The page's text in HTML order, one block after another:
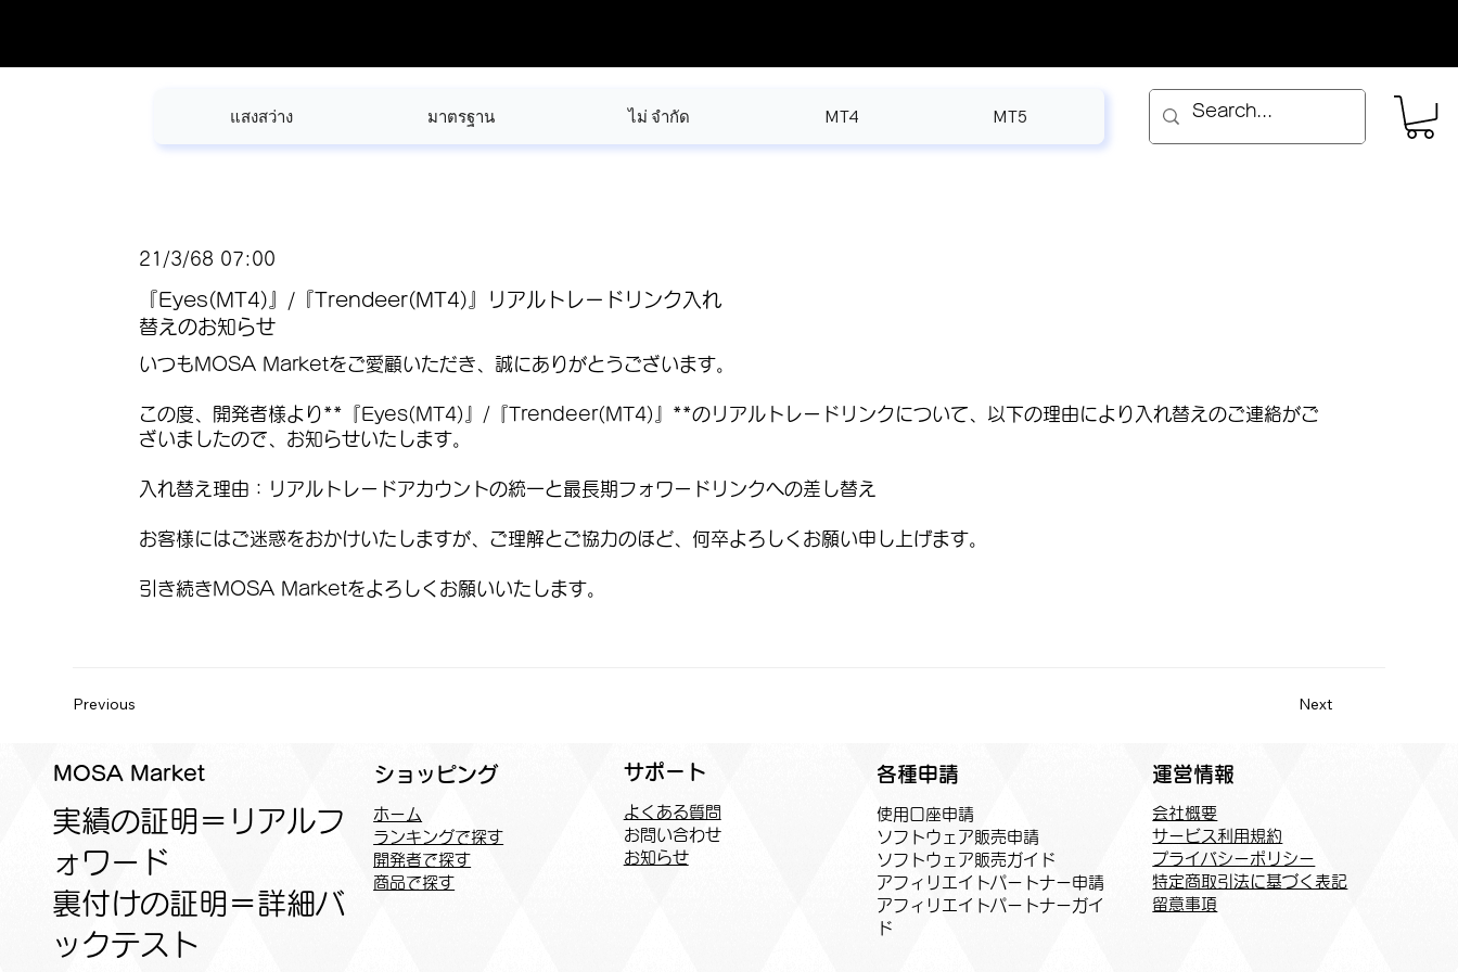
แสงสว่าง มาตรฐาน ไม่ จำกัด MT4 MT5
21/3/68 07:00
『Eyes(MT4)』/『Trendeer(MT4)』リアルトレードリンク入れ
替えのお知らせ
いつもMOSA Marketをご愛顧いただき、誠にありがとうございます。
この度、開発者様より**『Eyes(MT4)』/『Trendeer(MT4)』**のリアルトレードリンクについて、以下の理由により入れ替えのご連絡がご
ざいましたので、お知らせいたします。
入れ替え理由：リアルトレードアカウントの統一と最長期フォワードリンクへの差し替え
お客様にはご迷惑をおかけいたしますが、ご理解とご協力のほど、何卒よろしくお願い申し上げます。
引き続きMOSA Marketをよろしくお願いいたします。
Previous Next
MOSA Market
実績の証明＝リアルフ
ォワード
裏付けの証明＝詳細バ
ックテスト
ショッピング
ホーム
ランキングで探す
開発者で探す
商品で探す
サポート
よくある質問
お問い合わせ
お知らせ
各種申請
​使用口座申請
ソフトウェア販売申請
ソフトウェア販売ガイド
アフィリエイトパートナー申請​
​アフィリエイトパートナーガイ
ド
運営情報
会社概要
サービス利用規約
プライバシーポリシー
特定商取引法に基づく表記
​留意事項